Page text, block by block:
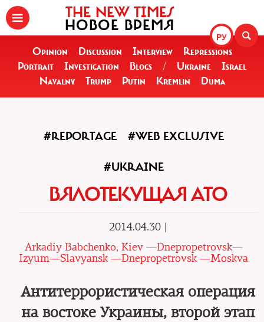
РУ
THE NEW TIMES
НОВОЕ ВРЕМЯ
Opinion Discussion Interview
Repressions
Portrait
Investigation Blogs / Ukraine
Israel
Navalny
Trump Putin Kremlin Duma
#REPORTAGE #WEB EXCLUSIVE
#UKRAINE
ВЯЛОТЕКУЩАЯ АТО
2014.04.30 |
Arkadiy Babchenko, Kiev —Dnepropetrovsk—
Izyum—Slavyansk —Dnepropetrovsk —Moskva
Антитеррористическая операция
на востоке Украины, второй этап